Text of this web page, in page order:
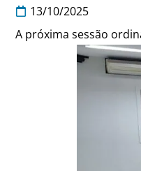
13/10/2025
A próxima sessão